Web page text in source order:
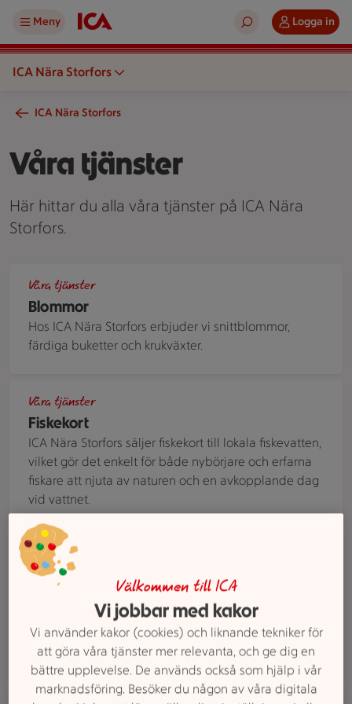
Meny Logga in
ICA Nära Storfors
ICA Nära Storfors
Våra tjänster
Här hittar du alla våra tjänster på ICA Nära
Storfors.
Blommor
Våra tjänster
Hos ICA Nära Storfors erbjuder vi snittblommor,
färdiga buketter och krukväxter.
Fiskekort
Våra tjänster
ICA Nära Storfors säljer fiskekort till lokala fiskevatten,
vilket gör det enkelt för både nybörjare och erfarna
fiskare att njuta av naturen och en avkopplande dag
vid vattnet.
Två äldre personer står vid en kundvagn i en mataffär och
Seniorrabatt
Våra tjänster
På ICA Nära Storfors värnar vi om våra seniorer och
erbjuder rabatt på utvalda dagar. Ett uppskattat
erbjudande för dig som vill handla och få mer för
pengarna.
Släpvagn
Välkommen till ICA
Vi jobbar med kakor
Vi använder kakor (cookies) och liknande tekniker för
att göra våra tjänster mer relevanta, och ge dig en
bättre upplevelse. De används också som hjälp i vår
marknadsföring. Besöker du någon av våra digitala